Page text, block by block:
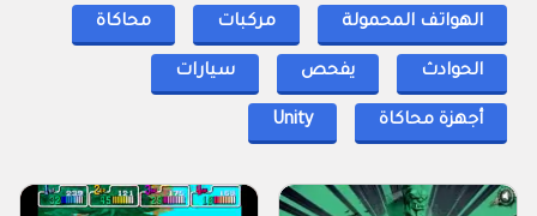
الهواتف المحمولة مركبات محاكاة
الحوادث يفحص سيارات
أجهزة محاكاة Unity